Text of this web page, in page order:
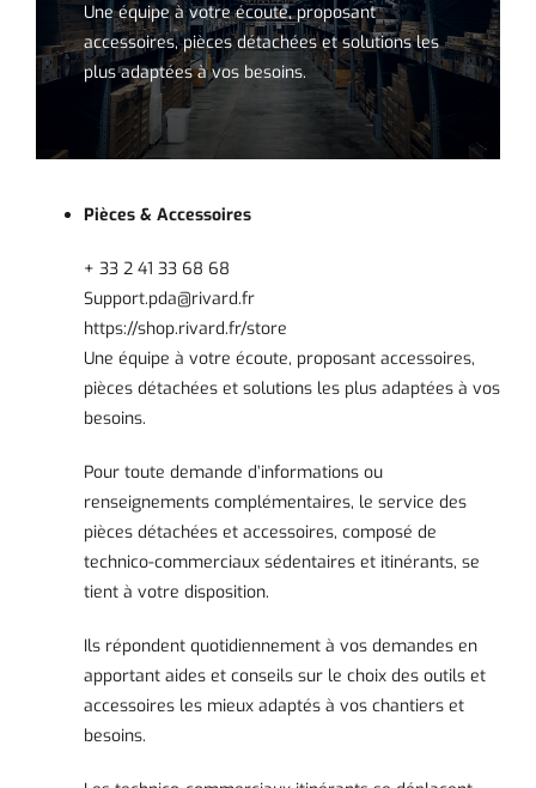
Une équipe à votre écoute, proposant
accessoires, pièces détachées et solutions les
plus adaptées à vos besoins.
Pièces & Accessoires
+ 33 2 41 33 68 68
Support.pda@rivard.fr
https://shop.rivard.fr/store
Une équipe à votre écoute, proposant accessoires,
pièces détachées et solutions les plus adaptées à vos
besoins.
Pour toute demande d’informations ou
renseignements complémentaires, le service des
pièces détachées et accessoires, composé de
technico-commerciaux sédentaires et itinérants, se
tient à votre disposition.
Ils répondent quotidiennement à vos demandes en
apportant aides et conseils sur le choix des outils et
accessoires les mieux adaptés à vos chantiers et
besoins.